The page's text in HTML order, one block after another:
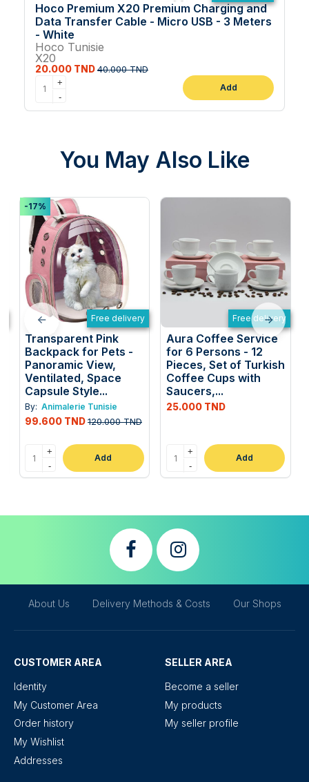
Hoco Premium X20 Premium Charging and
Data Transfer Cable - Micro USB - 3 Meters
- White
Hoco Tunisie
X20
20.000 TND40.000 TND
+
-
Add
You May Also Like
Free delivery
-17%
Transparent Pink
Backpack for Pets -
Panoramic View,
Ventilated, Space
Capsule Style...
By: Animalerie Tunisie
99.600 TND120.000 TND
+
-
Add
Free delivery
Aura Coffee Service
for 6 Persons - 12
Pieces, Set of Turkish
Coffee Cups with
Saucers,...
25.000 TND
+
-
Add
About Us Delivery Methods & Costs Our Shops
CUSTOMER AREA
Identity
My Customer Area
Order history
My Wishlist
Addresses
SELLER AREA
Become a seller
My products
My seller profile